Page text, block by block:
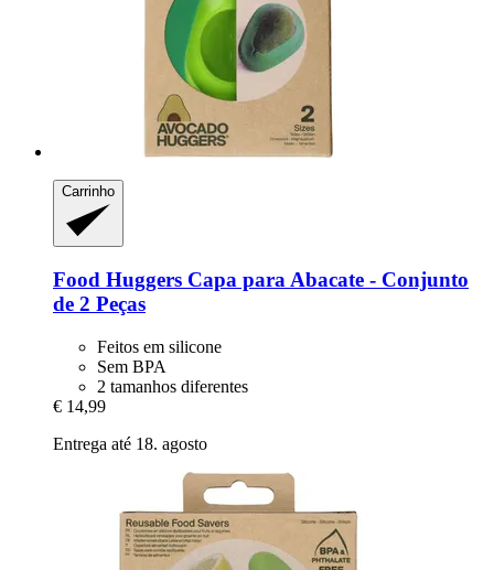
Carrinho
Food Huggers Capa para Abacate -​ Conjunto
de 2 Peças
Feitos em silicone
Sem BPA
2 tamanhos diferentes
€ 14,99
Entrega até 18. agosto